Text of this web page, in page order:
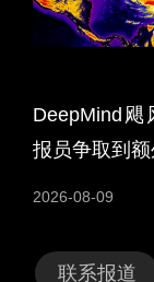
DeepMind
报员争取到
2026-08-09
联系报道